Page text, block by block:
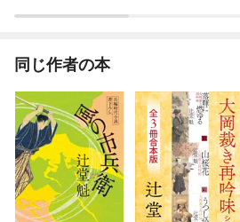
同じ作者の本